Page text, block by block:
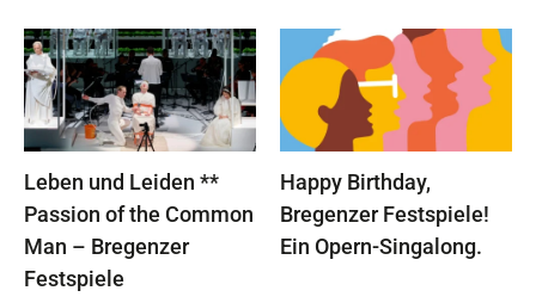
Leben und Leiden **
Passion of the Common
Man – Bregenzer
Festspiele
Happy Birthday,
Bregenzer Festspiele!
Ein Opern-Singalong.